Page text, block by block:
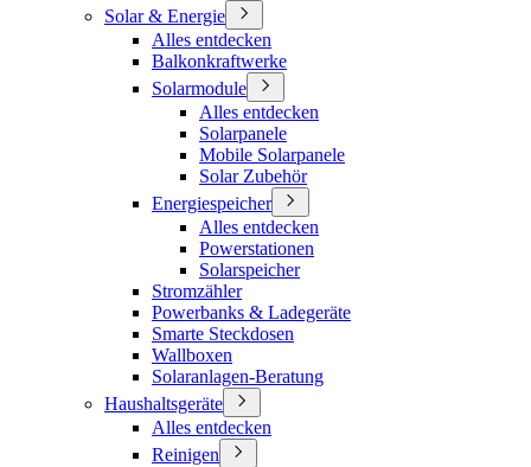
Solar & Energie
Alles entdecken
Balkonkraftwerke
Solarmodule
Alles entdecken
Solarpanele
Mobile Solarpanele
Solar Zubehör
Energiespeicher
Alles entdecken
Powerstationen
Solarspeicher
Stromzähler
Powerbanks & Ladegeräte
Smarte Steckdosen
Wallboxen
Solaranlagen-Beratung
Haushaltsgeräte
Alles entdecken
Reinigen